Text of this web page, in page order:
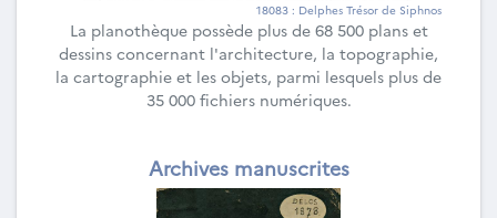
18083 : Delphes Trésor de Siphnos
La planothèque possède plus de 68 500 plans et
dessins concernant l'architecture, la topographie,
la cartographie et les objets, parmi lesquels plus de
35 000 fichiers numériques.
Archives manuscrites